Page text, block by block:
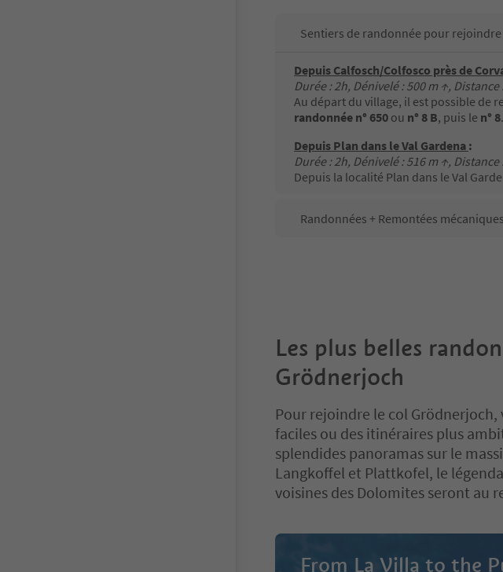
Sentiers de randonnée pour
Depuis Calfosch/Colfosco près de
Durée : 2h, Dénivelé : 500 m ↑, Distance
Au départ du village, il est possible de
randonnée n° 650 ou n° 8 B, puis le n° 8.
Depuis Plan dans le Val Gardena :
Durée : 2h, Dénivelé : 516 m ↑, Distance
Depuis la localité Plan dans le Val
Randonnées + Remontées mécaniques
Les plus belles
Grödnerjoch
Pour rejoindre le col
faciles ou des itinéraires plus
splendides panoramas sur le
Langkoffel et Plattkofel, le
voisines des Dolomites seront au
From La Villa to the